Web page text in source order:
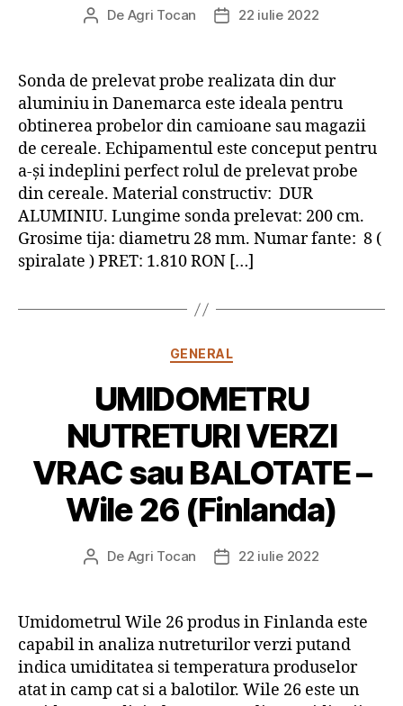
Autor
De Agri Tocan
Dată22 iulie 2022
Sonda de prelevat probe realizata din dur
aluminiu in Danemarca este ideala pentru
obtinerea probelor din camioane sau magazii
de cereale. Echipamentul este conceput pentru
a-și indeplini perfect rolul de prelevat probe
din cereale. Material constructiv: DUR
ALUMINIU. Lungime sonda prelevat: 200 cm.
Grosime tija: diametru 28 mm. Numar fante: 8 (
spiralate ) PRET: 1.810 RON […]
Categorii
GENERAL
UMIDOMETRU
NUTRETURI VERZI
VRAC sau BALOTATE –
Wile 26 (Finlanda)
Autor
De Agri Tocan
Dată22 iulie 2022
Umidometrul Wile 26 produs in Finlanda este
capabil in analiza nutreturilor verzi putand
indica umiditatea si temperatura produselor
atat in camp cat si a balotilor. Wile 26 este un